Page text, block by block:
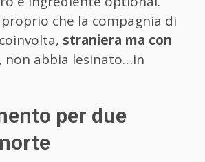
che la compagnia di
straniera ma con
, non abbia lesinato…in
per due